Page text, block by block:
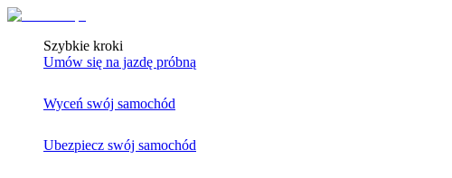
Szybkie kroki
Umów się na jazdę próbną
Wyceń swój samochód
Ubezpiecz swój samochód